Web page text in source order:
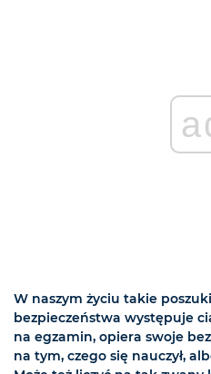
W naszym życiu takie
bezpieczeństwa występuje
na egzamin, opiera swoje
na tym, czego się nauczył,